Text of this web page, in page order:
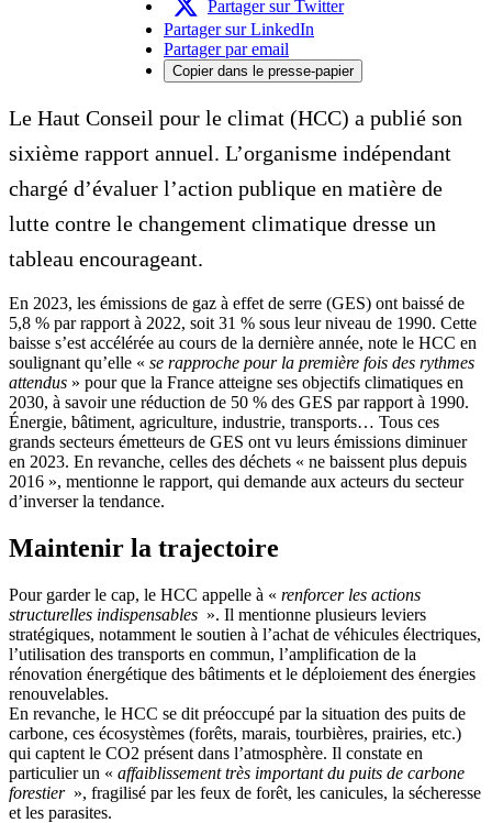
Partager sur Twitter
Partager sur LinkedIn
Partager par email
Copier dans le presse-papier
Le Haut Conseil pour le climat (HCC) a publié son
sixième rapport annuel. L’organisme indépendant
chargé d’évaluer l’action publique en matière de
lutte contre le changement climatique dresse un
tableau encourageant.
En 2023, les émissions de gaz à effet de serre (GES) ont baissé de
5,8 % par rapport à 2022, soit 31 % sous leur niveau de 1990. Cette
baisse s’est accélérée au cours de la dernière année, note le HCC en
soulignant qu’elle « se rapproche pour la première fois des rythmes
attendus » pour que la France atteigne ses objectifs climatiques en
2030, à savoir une réduction de 50 % des GES par rapport à 1990.
Énergie, bâtiment, agriculture, industrie, transports… Tous ces
grands secteurs émetteurs de GES ont vu leurs émissions diminuer
en 2023. En revanche, celles des déchets « ne baissent plus depuis
2016 », mentionne le rapport, qui demande aux acteurs du secteur
d’inverser la tendance.
Maintenir la trajectoire
Pour garder le cap, le HCC appelle à « renforcer les actions
structurelles indispensables ». Il mentionne plusieurs leviers
stratégiques, notamment le soutien à l’achat de véhicules électriques,
l’utilisation des transports en commun, l’amplification de la
rénovation énergétique des bâtiments et le déploiement des énergies
renouvelables.
En revanche, le HCC se dit préoccupé par la situation des puits de
carbone, ces écosystèmes (forêts, marais, tourbières, prairies, etc.)
qui captent le CO2 présent dans l’atmosphère. Il constate en
particulier un « affaiblissement très important du puits de carbone
forestier », fragilisé par les feux de forêt, les canicules, la sécheresse
et les parasites.